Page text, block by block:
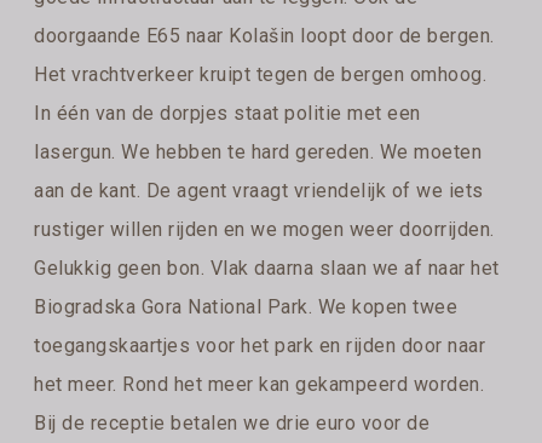
doorgaande E65 naar Kolašin loopt door de bergen.
Het vrachtverkeer kruipt tegen de bergen omhoog.
In één van de dorpjes staat politie met een
lasergun. We hebben te hard gereden. We moeten
aan de kant. De agent vraagt vriendelijk of we iets
rustiger willen rijden en we mogen weer doorrijden.
Gelukkig geen bon. Vlak daarna slaan we af naar het
Biogradska Gora National Park. We kopen twee
toegangskaartjes voor het park en rijden door naar
het meer. Rond het meer kan gekampeerd worden.
Bij de receptie betalen we drie euro voor de